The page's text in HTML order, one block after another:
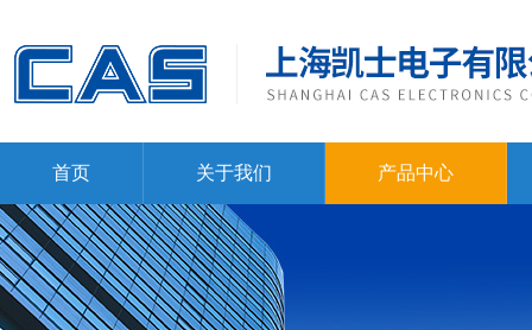
首页 关于我们 产品中心